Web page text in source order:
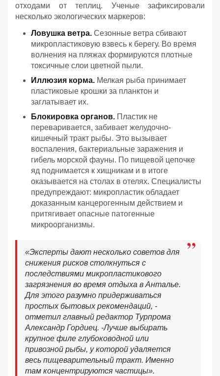
отходами от теплиц. Ученые зафиксировали
несколько экологических маркеров:
Ловушка ветра. Сезонные ветра сбивают
микропластиковую взвесь к берегу. Во время
волнения на пляжах формируются плотные
токсичные слои цветной пыли.
Иллюзия корма. Мелкая рыба принимает
пластиковые крошки за планктон и
заглатывает их.
Блокировка органов. Пластик не
переваривается, забивает желудочно-
кишечный тракт рыбы. Это вызывает
воспаления, бактериальные заражения и
гибель морской фауны. По пищевой цепочке
яд поднимается к хищникам и в итоге
оказывается на столах в отелях. Специалисты
предупреждают: микропластик обладает
доказанным канцерогенным действием и
притягивает опасные патогенные
микроорганизмы.
«Эксперты дают несколько советов для
снижения рисков столкнуться с
последствиями микропластикового
загрязнения во время отдыха в Анталье.
Для этого разумно придерживаться
простых бытовых рекомендаций, -
отметил главный редактор Турпрома
Александр Гордиец. -Лучше выбирать
крупное филе глубоководной или
привозной рыбы, у которой удаляется
весь пищеварительный тракт. Именно
там концентрируются частицы».